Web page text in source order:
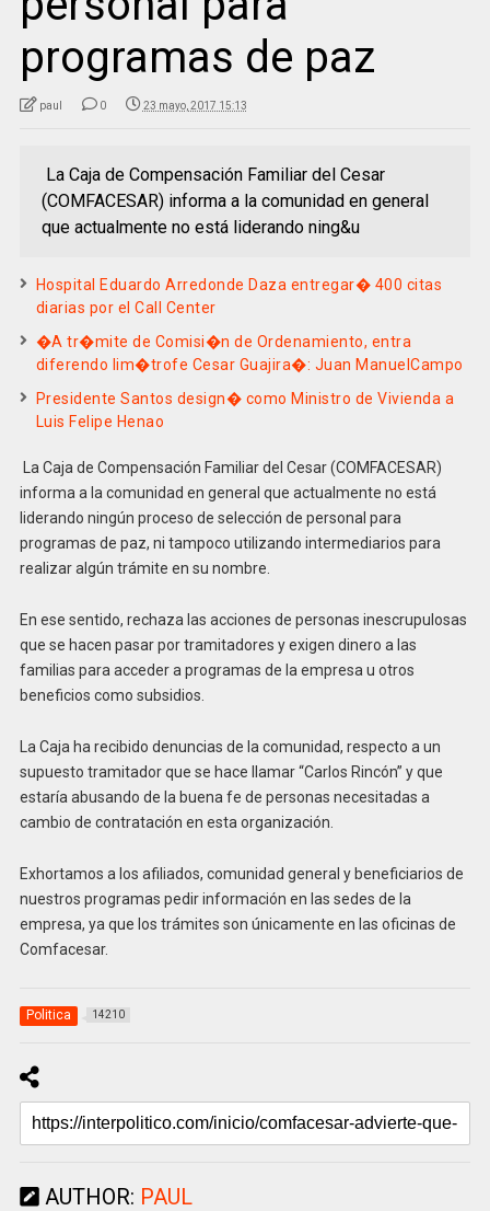
programas de paz
paul 0 23 mayo, 2017 15:13
La Caja de Compensación Familiar del Cesar
(COMFACESAR) informa a la comunidad en general
que actualmente no está liderando ning&u
Hospital Eduardo Arredonde Daza entregar� 400 citas
diarias por el Call Center
�A tr�mite de Comisi�n de Ordenamiento, entra
diferendo lim�trofe Cesar Guajira�: Juan ManuelCampo
Presidente Santos design� como Ministro de Vivienda a
Luis Felipe Henao
La Caja de Compensación Familiar del Cesar (COMFACESAR)
informa a la comunidad en general que actualmente no está
liderando ningún proceso de selección de personal para
programas de paz, ni tampoco utilizando intermediarios para
realizar algún trámite en su nombre.
En ese sentido, rechaza las acciones de personas inescrupulosas
que se hacen pasar por tramitadores y exigen dinero a las
familias para acceder a programas de la empresa u otros
beneficios como subsidios.
La Caja ha recibido denuncias de la comunidad, respecto a un
supuesto tramitador que se hace llamar “Carlos Rincón” y que
estaría abusando de la buena fe de personas necesitadas a
cambio de contratación en esta organización.
Exhortamos a los afiliados, comunidad general y beneficiarios de
nuestros programas pedir información en las sedes de la
empresa, ya que los trámites son únicamente en las oficinas de
Comfacesar.
Politica 14210
AUTHOR: PAUL